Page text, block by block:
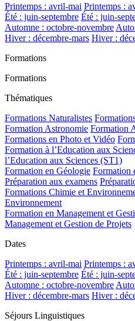
Printemps : avril-mai Printemps :
Été : juin-septembre Été : juin-
Automne : octobre-novembre
Hiver : décembre-mars Hiver :
Formations
Formations
Thématiques
Formations Naturalistes
Formation Astronomie Formation
Formations en Photo et Vidéo
Formation à l’Education aux
l’Education aux Sciences (ST1)
Formation en Géologie Formation
Préparation aux examens
Formations Chimie et
Environnement
Formation en Management et
Management et Gestion de Projets
Dates
Printemps : avril-mai Printemps :
Été : juin-septembre Été : juin-
Automne : octobre-novembre
Hiver : décembre-mars Hiver :
Séjours Linguistiques